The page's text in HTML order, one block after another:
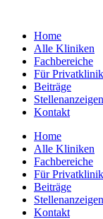
springenHome
Alle Kliniken
Fachbereiche
Für
Beiträge
Stellenanzeigen
Kontakt
Home
Alle Kliniken
Fachbereiche
Für
Beiträge
Stellenanzeigen
Kontakt